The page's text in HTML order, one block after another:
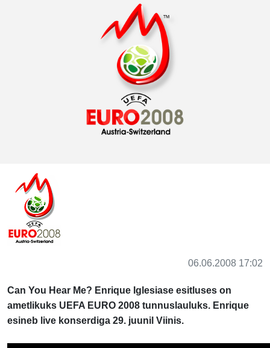
06.06.2008 17:02
Can You Hear Me? Enrique Iglesiase esitluses on
ametlikuks UEFA EURO 2008 tunnuslauluks. Enrique
esineb live konserdiga 29. juunil Viinis.